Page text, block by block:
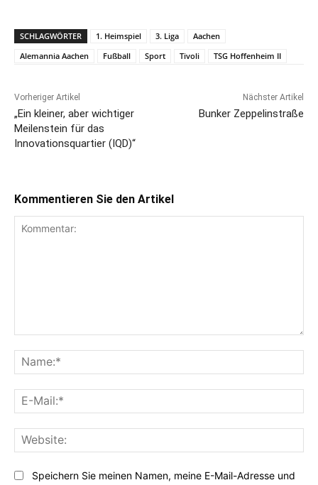
SCHLAGWÖRTER 1. Heimspiel 3. Liga
Aachen
Alemannia Aachen
Fußball Sport Tivoli TSG Hoffenheim II
Vorheriger Artikel
„Ein kleiner, aber wichtiger
Meilenstein für das
Innovationsquartier (IQD)“
Nächster Artikel
Bunker Zeppelinstraße
Kommentieren Sie den Artikel
Speichern Sie meinen Namen, meine E-Mail-Adresse und